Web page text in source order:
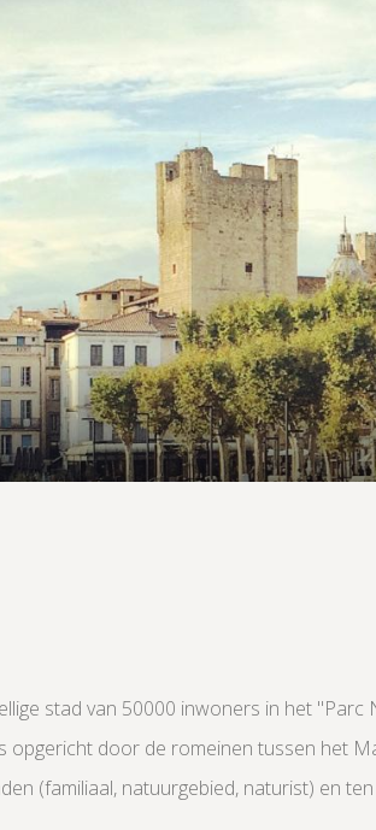
stad van 50000 inwoners in het "Parc
door de romeinen tussen het
(familiaal, natuurgebied, naturist) en